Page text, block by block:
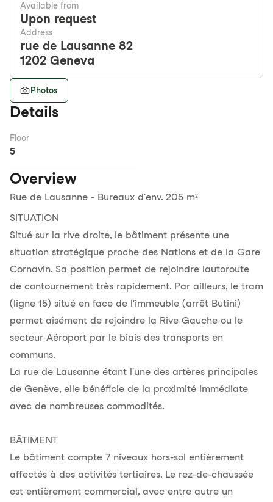
Available from
Upon request
Address
rue de Lausanne 82
1202 Geneva
Photos
Details
Floor
5
Overview
Rue de Lausanne - Bureaux d'env. 205 m²
SITUATION
Situé sur la rive droite, le bâtiment présente une
situation stratégique proche des Nations et de la Gare
Cornavin. Sa position permet de rejoindre lautoroute
de contournement très rapidement. Par ailleurs, le tram
(ligne 15) situé en face de l'immeuble (arrêt Butini)
permet aisément de rejoindre la Rive Gauche ou le
secteur Aéroport par le biais des transports en
communs.
La rue de Lausanne étant l'une des artères principales
de Genève, elle bénéficie de la proximité immédiate
avec de nombreuses commodités.
BÂTIMENT
Le bâtiment compte 7 niveaux hors-sol entièrement
affectés à des activités tertiaires. Le rez-de-chaussée
est entièrement commercial, avec entre autre un